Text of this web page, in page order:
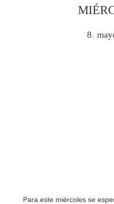
8
Para este miércoles se